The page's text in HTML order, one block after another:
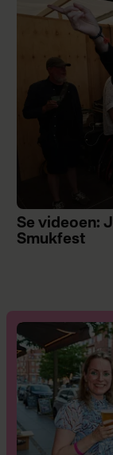
Se videoen:
Smukfest